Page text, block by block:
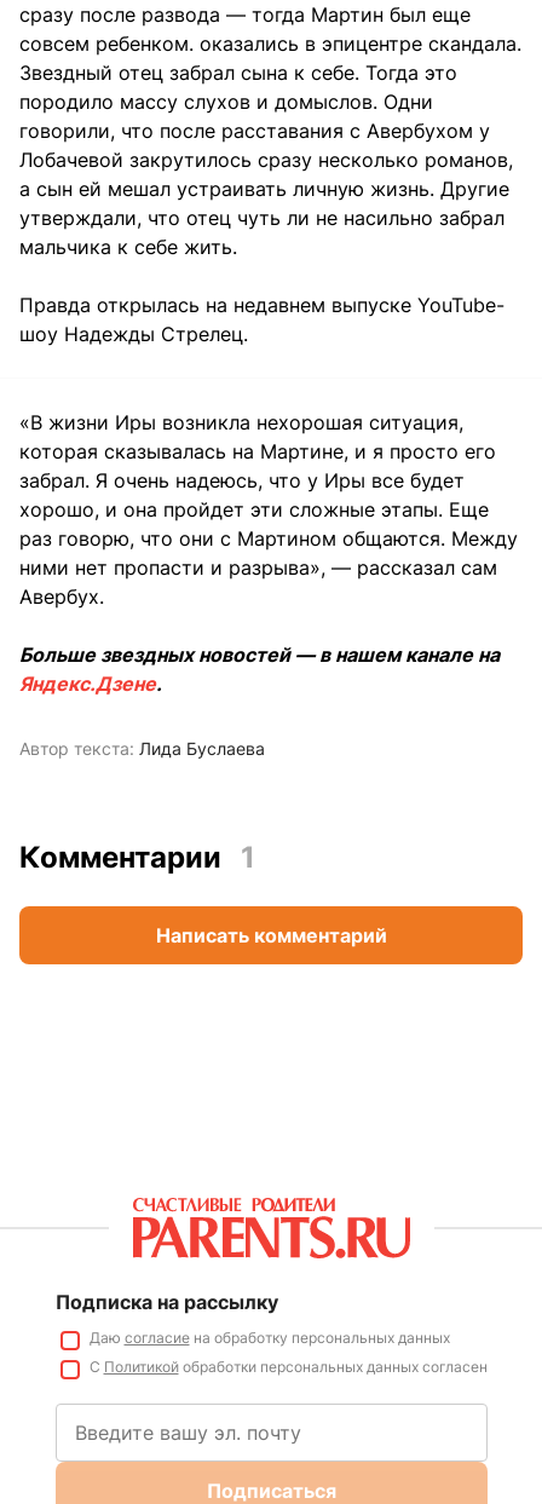
сразу после развода — тогда Мартин был еще
совсем ребенком. оказались в эпицентре скандала.
Звездный отец забрал сына к себе. Тогда это
породило массу слухов и домыслов. Одни
говорили, что после расставания с Авербухом у
Лобачевой закрутилось сразу несколько романов,
а сын ей мешал устраивать личную жизнь. Другие
утверждали, что отец чуть ли не насильно забрал
мальчика к себе жить.
Правда открылась на недавнем выпуске YouTube-
шоу Надежды Стрелец.
«В жизни Иры возникла нехорошая ситуация,
которая сказывалась на Мартине, и я просто его
забрал. Я очень надеюсь, что у Иры все будет
хорошо, и она пройдет эти сложные этапы. Еще
раз говорю, что они с Мартином общаются. Между
ними нет пропасти и разрыва», — рассказал сам
Авербух.
Больше звездных новостей — в нашем канале на
Яндекс.Дзене.
Автор текста: Лида Буслаева
Комментарии 1
Написать комментарий
Подписка на рассылку
Даю согласиена обработку персональных данных
С Политикойобработки персональных данных согласен
Подписаться